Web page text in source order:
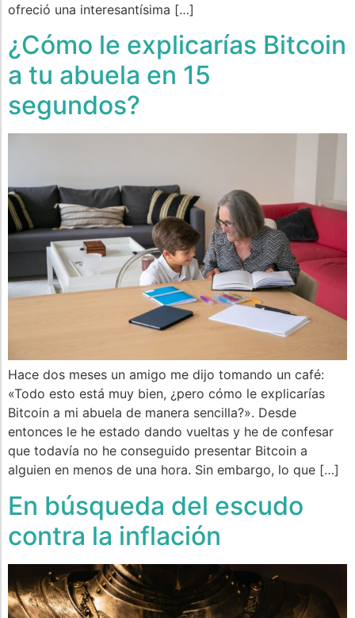
ofreció una interesantísima […]
¿Cómo le explicarías Bitcoin
a tu abuela en 15
segundos?
Hace dos meses un amigo me dijo tomando un café:
«Todo esto está muy bien, ¿pero cómo le explicarías
Bitcoin a mi abuela de manera sencilla?». Desde
entonces le he estado dando vueltas y he de confesar
que todavía no he conseguido presentar Bitcoin a
alguien en menos de una hora. Sin embargo, lo que […]
En búsqueda del escudo
contra la inflación